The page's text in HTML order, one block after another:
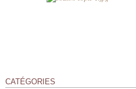
CATÉGORIES